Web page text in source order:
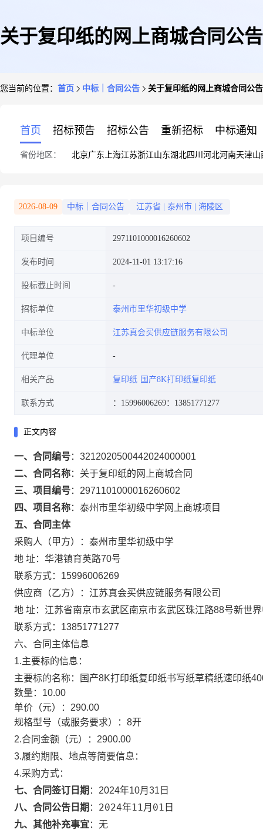
关于复印纸的网上商城合同公告
您当前的位置： 首页 中标｜合同公告 关于复印纸的网上商城合同公告
首页 招标预告 招标公告 重新招标 中标通知
省份地区： 北京广东 上海江苏浙江山东湖北四川 河北河南天津山
2026-08-09 中标｜合同公告 江苏省 泰州市 海陵区
项目编号 2971101000016260602
发布时间 2024-11-01 13:17:16
投标截止时间
招标单位 泰州市里华初级中学
中标单位 江苏真会买供应链服务有限公司
代理单位
相关产品 复印纸 国产8K打印纸复印纸
联系方式 ：15996006269：13851771277
正文内容
一、合同编号： 3212020500442024000001
二、合同名称： 关于复印纸的网上商城合同
三、项目编号： 2971101000016260602
四、项目名称： 泰州市里华初级中学网上商城项目
五、合同主体
采购人（甲方）： 泰州市里华初级中学
地 址： 华港镇育英路70号
联系方式： 15996006269
供应商（乙方）： 江苏真会买供应链服务有限公司
地 址： 江苏省南京市玄武区南京市玄武区珠江路88号新世
联系方式： 13851771277
六、合同主体信息
1.主要标的信息：
主要标的名称：
国产8K打印纸复印纸书写纸草稿纸速印纸
数量： 10.00
单价（元）： 290.00
规格型号（或服务要求）： 8开
2.合同金额（元）： 2900.00
3.履约期限、地点等简要信息：
4.采购方式：
七、合同签订日期 ： 2024年10月31日
八、合同公告日期 ： 2024年11月01日
九、其他补充事宜： 无